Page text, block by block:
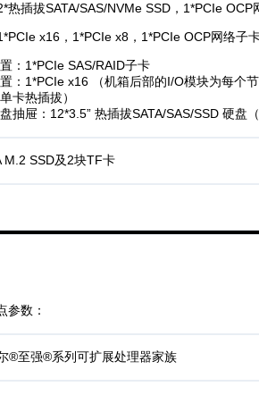
热插拔SATA/SAS/NVMe SSD，1*PCIe OCP
x16，1*PCIe x8，1*PCIe OCP网络子
：1*PCIe SAS/RAID子卡
：1*PCIe x16 （机箱后部的I/O模块为每个
卡热插拔）
抽屉：12*3.5” 热插拔SATA/SAS/SSD 硬盘
M.2 SSD及2块TF卡
参数：
®至强®系列可扩展处理器家族